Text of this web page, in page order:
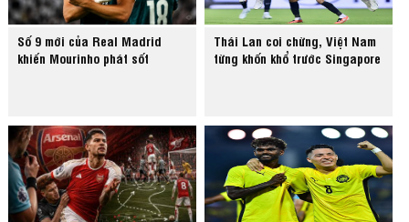
Số 9 mới của Real Madrid
khiến Mourinho phát sốt
Thái Lan coi chừng, Việt Nam
từng khốn khổ trước Singapore